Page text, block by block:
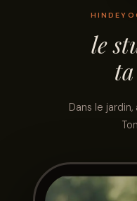
le
Dans le